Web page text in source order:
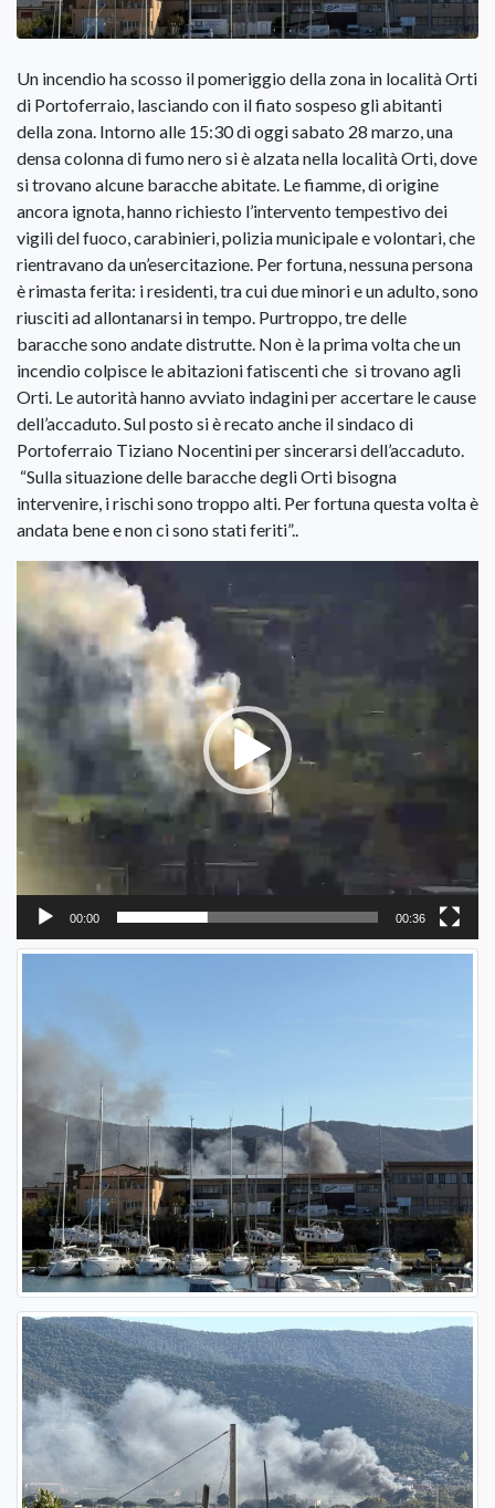
Un incendio ha scosso il pomeriggio della zona in località Orti
di Portoferraio, lasciando con il fiato sospeso gli abitanti
della zona. Intorno alle 15:30 di oggi sabato 28 marzo, una
densa colonna di fumo nero si è alzata nella località Orti, dove
si trovano alcune baracche abitate. Le fiamme, di origine
ancora ignota, hanno richiesto l’intervento tempestivo dei
vigili del fuoco, carabinieri, polizia municipale e volontari, che
rientravano da un’esercitazione. Per fortuna, nessuna persona
è rimasta ferita: i residenti, tra cui due minori e un adulto, sono
riusciti ad allontanarsi in tempo. Purtroppo, tre delle
baracche sono andate distrutte. Non è la prima volta che un
incendio colpisce le abitazioni fatiscenti che si trovano agli
Orti. Le autorità hanno avviato indagini per accertare le cause
dell’accaduto. Sul posto si è recato anche il sindaco di
Portoferraio Tiziano Nocentini per sincerarsi dell’accaduto.
“Sulla situazione delle baracche degli Orti bisogna
intervenire, i rischi sono troppo alti. Per fortuna questa volta è
andata bene e non ci sono stati feriti”..
Video
00:00 00:36